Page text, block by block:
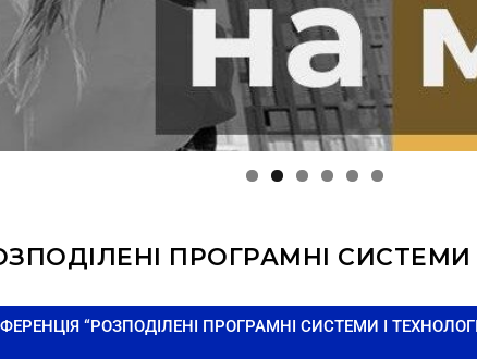
ПРОГРАМНІ СИСТЕМИ
“РОЗПОДІЛЕНІ ПРОГРАМНІ СИСТЕМИ І